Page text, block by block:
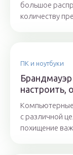
большое
количеству
ПК и ноутбуки
настроить,
с различной
похищение